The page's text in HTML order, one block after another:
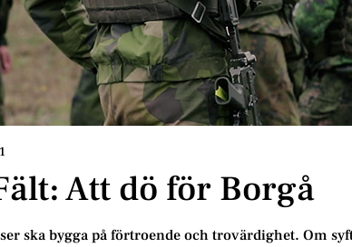
Att dö för Borgå
ska bygga på förtroende och trovärdighet. Om